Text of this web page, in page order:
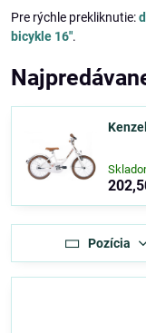
Pre rýchle prekliknutie:
bicykle 16".
Pozícia